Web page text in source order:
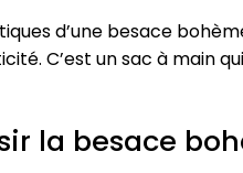
d’une besace
C’est un sac à main
la besace